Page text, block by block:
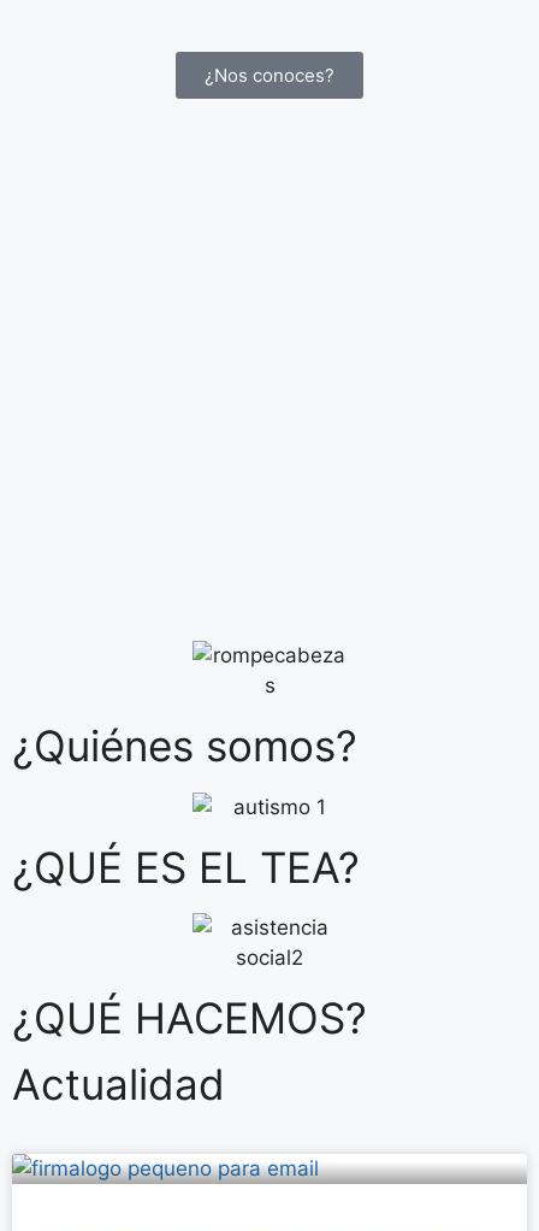
¿Nos conoces?
¿Quiénes somos?
¿QUÉ ES EL TEA?
¿QUÉ HACEMOS?
Actualidad